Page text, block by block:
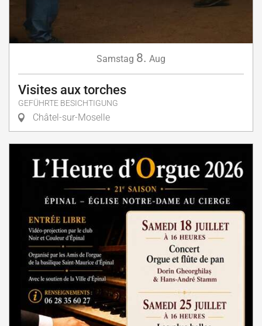
Samstag 8. Aug
Visites aux torches
GEFÜHRTE BESICHTIGUNG
Châtel-sur-Moselle